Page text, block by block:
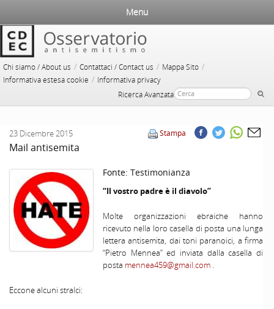
Chi siamo / About us / Contattaci / Contact us / Mappa Sito /
Informativa estesa cookie / Informativa privacy
Ricerca Avanzata
Menu
Stampa
23 Dicembre 2015
Mail antisemita
Fonte: Testimonianza
“Il vostro padre è il diavolo”
Molte organizzazioni ebraiche hanno
ricevuto nella loro casella di posta una lunga
lettera antisemita, dai toni paranoici, a firma
“Pietro Mennea” ed inviata dalla casella di
posta mennea459@gmail.com .
Eccone alcuni stralci: